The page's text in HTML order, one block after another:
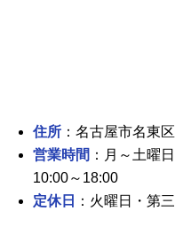
住所 ：名古屋市名東
営業時間 ：月～土曜
10:00～18:00
定休日
：火曜日・第